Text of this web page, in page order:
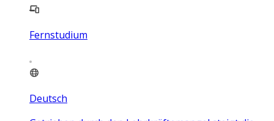
Fernstudium
Deutsch